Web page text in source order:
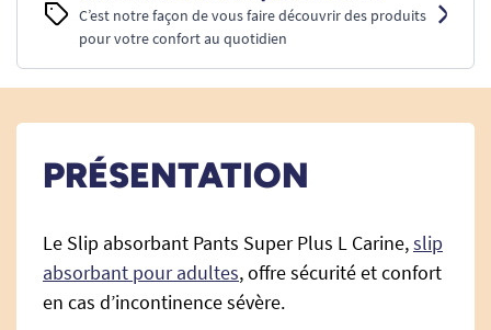
C’est notre façon de vous faire découvrir des produits
pour votre confort au quotidien
PRÉSENTATION
Le Slip absorbant Pants Super Plus L Carine,slip
absorbant pour adultes, offre sécurité et confort
en cas d’incontinence sévère.